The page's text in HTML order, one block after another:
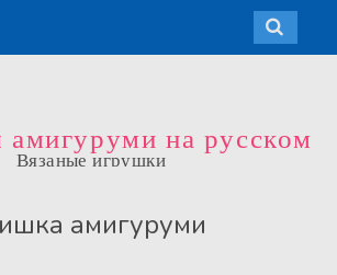
амигуруми на русском
Вязаные игрушки
амигуруми